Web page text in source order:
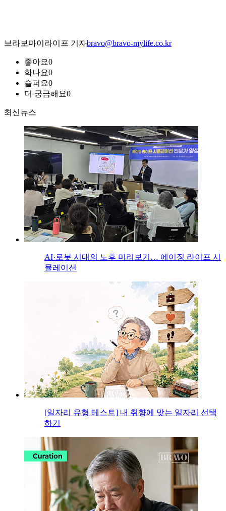
브라보마이라이프 기자bravo@bravo-mylife.co.kr
좋아요0
화나요0
슬퍼요0
더 궁금해요0
최신뉴스
AI·로봇 시대의 노후 미리보기… 에이징 라이프 시
뮬레이션
[일자리 유형 테스트] 내 취향에 맞는 일자리 선택
하기